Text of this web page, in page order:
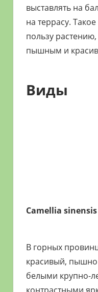
выставлять на
на террасу.
пользу
пышным и
Виды
Camellia
В горных
красивый, пышно
белыми крупно-